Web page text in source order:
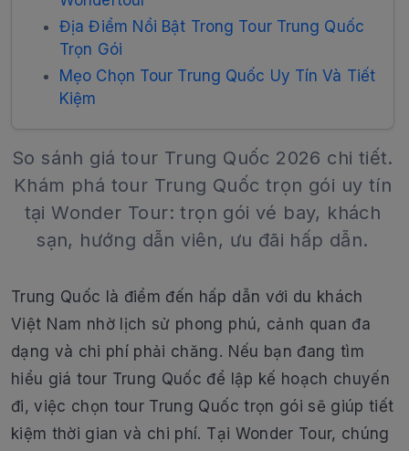
Địa Điểm Nổi Bật Trong Tour Trung Quốc
Trọn Gói
Mẹo Chọn Tour Trung Quốc Uy Tín Và Tiết
Kiệm
So sánh giá tour Trung Quốc 2026 chi tiết.
Khám phá tour Trung Quốc trọn gói uy tín
tại Wonder Tour: trọn gói vé bay, khách
sạn, hướng dẫn viên, ưu đãi hấp dẫn.
Trung Quốc là điểm đến hấp dẫn với du khách
Việt Nam nhờ lịch sử phong phú, cảnh quan đa
dạng và chi phí phải chăng. Nếu bạn đang tìm
hiểu giá tour Trung Quốc để lập kế hoạch chuyến
đi, việc chọn tour Trung Quốc trọn gói sẽ giúp tiết
kiệm thời gian và chi phí. Tại Wonder Tour, chúng